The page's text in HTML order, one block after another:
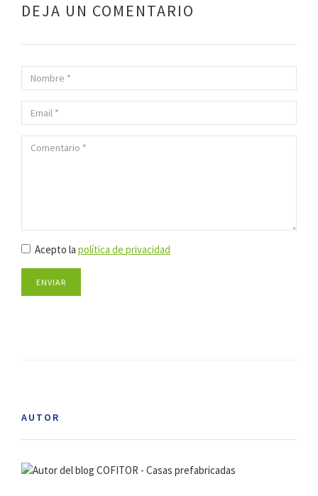
DEJA UN COMENTARIO
Acepto la política de privacidad
ENVIAR
AUTOR